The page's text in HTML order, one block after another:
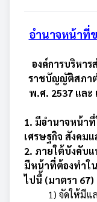
อำนาจหน้าที่
องค์การบริหา
ราชบัญญัติสภา
พ.ศ. 2537 แล
1. มีอำนาจหน้า
เศรษฐกิจ สังคม
2. ภายใต้บังคับ
มีหน้าที่ต้องทำใ
ไปนี้ (มาตรา 67)
1) จัดให้มีและ